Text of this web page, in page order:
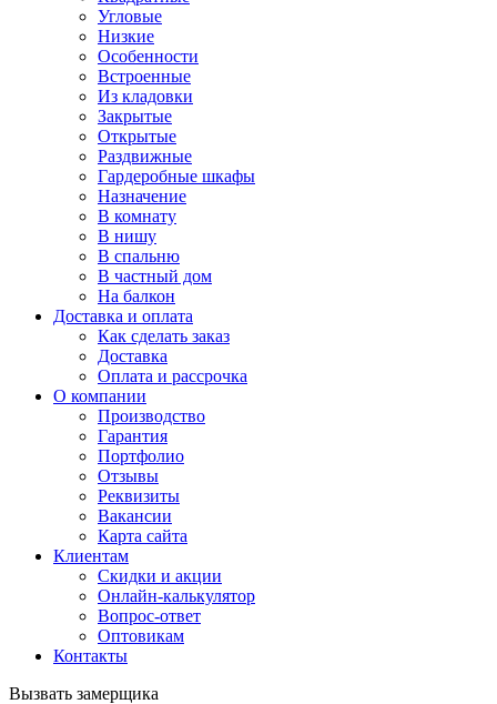
Угловые
Низкие
Особенности
Встроенные
Из кладовки
Закрытые
Открытые
Раздвижные
Гардеробные шкафы
Назначение
В комнату
В нишу
В спальню
В частный дом
На балкон
Доставка и оплата
Как сделать заказ
Доставка
Оплата и рассрочка
О компании
Производство
Гарантия
Портфолио
Отзывы
Реквизиты
Вакансии
Карта сайта
Клиентам
Скидки и акции
Онлайн-калькулятор
Вопрос-ответ
Оптовикам
Контакты
Вызвать замерщика